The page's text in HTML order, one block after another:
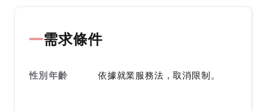
需求條件
性別年齡 依據就業服務法，取消限制。